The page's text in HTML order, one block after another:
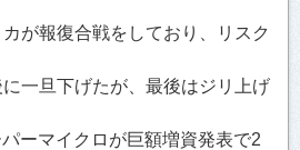
が報復合戦をしており、リスク
一旦下げたが、最後はジリ上げ
ーマイクロが巨額増資発表で2